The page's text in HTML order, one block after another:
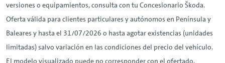
versiones o equipamientos, consulta con tu Concesionario Škoda.
Oferta válida para clientes particulares y autónomos en Península y
Baleares y hasta el 31/07/2026 o hasta agotar existencias (unidades
limitadas) salvo variación en las condiciones del precio del vehículo.
El modelo visualizado puede no corresponder con el ofertado.